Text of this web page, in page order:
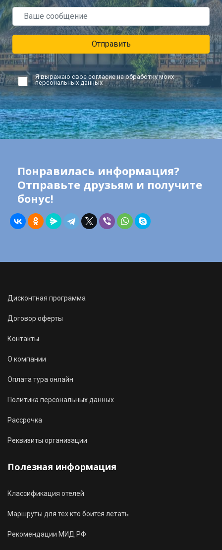
Отправить
Я выражаю свое согласие на обработку моих
персональных данных
Понравилась информация?
Отправьте друзьям и получите
бонус!
Дисконтная программа
Договор оферты
Контакты
О компании
Оплата тура онлайн
Политика персональных данных
Рассрочка
Реквизиты организации
Полезная информация
Классификация отелей
Маршруты для тех кто боится летать
Рекомендации МИД РФ